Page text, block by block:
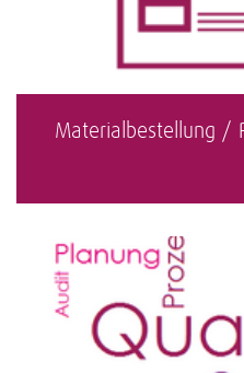
Materialbestellung /